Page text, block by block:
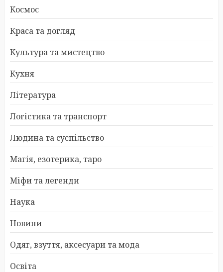
Космос
Краса та догляд
Культура та мистецтво
Кухня
Література
Логістика та транспорт
Людина та суспільство
Магія, езотерика, таро
Міфи та легенди
Наука
Новини
Одяг, взуття, аксесуари та мода
Освіта